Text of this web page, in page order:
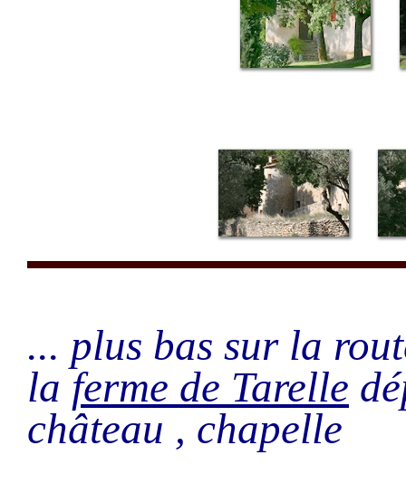
... plus bas sur la
la ferme de Tarelle
château , chapelle